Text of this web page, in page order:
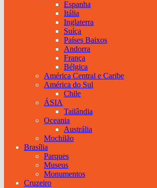
Espanha
Itália
Inglaterra
Suíça
Países Baixos
Andorra
França
Bélgica
América Central e Caribe
América do Sul
Chile
ÁSIA
Tailândia
Oceania
Austrália
Mochilão
Brasília
Parques
Museus
Monumentos
Cruzeiro